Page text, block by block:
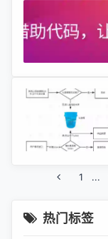
1 ...
热门标签